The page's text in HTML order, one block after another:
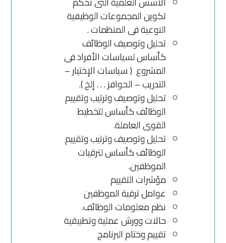
تكوين المجموعات الوظيفية
النوعية فى المنظمات .
تحليل وتوصيف الوظائف
كأساس لسياسات الأفراد فى
المشروع ( سياسات الإختيار –
التدريب – الحوافز . . . إلخ ).
تحليل وتوصيف وترتيب وتقييم
الوظائف كأساس لتخطيط
القوى العاملة.
تحليل وتوصيف وترتيب وتقييم
الوظائف كأساس لترقيات
الموظفين.
مؤشرات التقييم
عوامل ترقية الموظفين
نظم معلومات الوظائف.
حالات وورش عملية وتطبيقية
تقييم وختام البرنامج